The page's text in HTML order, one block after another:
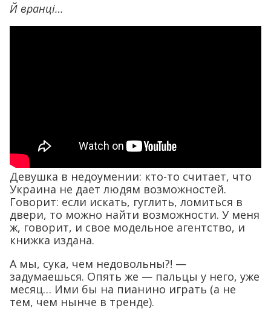
Й вранці…
Девушка в недоумении: кто-то считает, что
Украина не дает людям возможностей.
Говорит: если искать, гуглить, ломиться в
двери, то можно найти возможности. У меня
ж, говорит, и свое модельное агентство, и
книжка издана.
А мы, сука, чем недовольны?! —
задумаешься. Опять же — пальцы у него, уже
месяц… Ими бы на пианино играть (а не
тем, чем нынче в тренде).